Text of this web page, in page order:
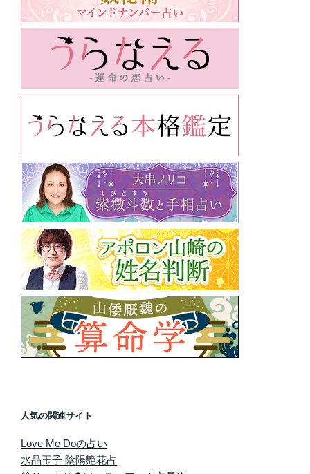
人気の関連サイト
Love Me Doの占い
水晶玉子 陰陽艶花占